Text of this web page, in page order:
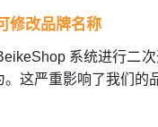
修改品牌名称
系统进行二
这严重影响了我们的